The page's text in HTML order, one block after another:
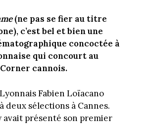
(ne pas se fier au titre
c’est bel et bien une
concoctée à
qui concourt au
cannois.
Fabien Loïacano
deux sélections à Cannes.
avait présenté son premier